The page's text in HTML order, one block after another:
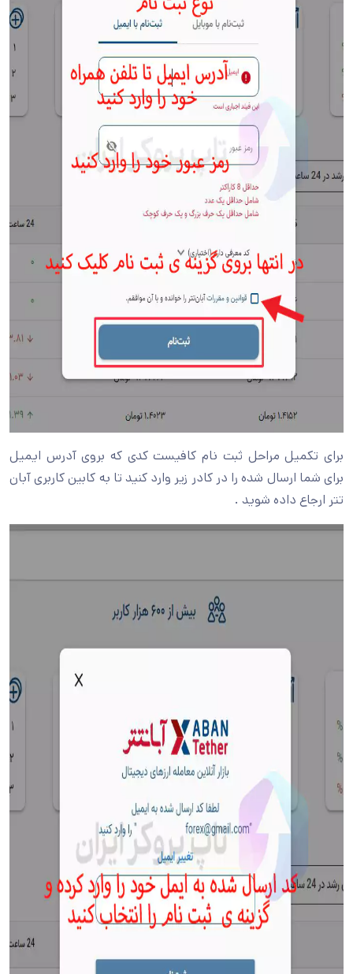
برای تکمیل مراحل ثبت نام کافیست کدی که بروی آدرس ایمیل
برای شما ارسال شده را در کادر زیر وارد کنید تا به کابین کاربری آبان
تتر ارجاع داده شوید .